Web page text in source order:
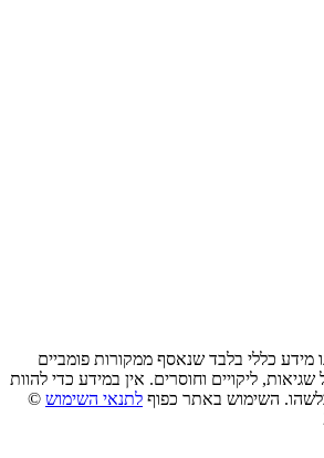
מידע כללי בלבד שנאסף ממקורות פומביים
ליקויים וחוסרים. אין במידע כדי להוות
השימוש באתר כפוף לתנאי השימוש ©